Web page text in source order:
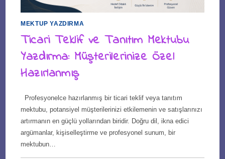
MEKTUP YAZDIRMA
Ticari Teklif ve Tanıtım Mektubu
Yazdırma: Müşterilerinize Özel
Hazırlanmış
Profesyonelce hazırlanmış bir ticari teklif veya tanıtım
mektubu, potansiyel müşterilerinizi etkilemenin ve satışlarınızı
artırmanın en güçlü yollarından biridir. Doğru dil, ikna edici
argümanlar, kişiselleştirme ve profesyonel sunum, bir
mektubun…